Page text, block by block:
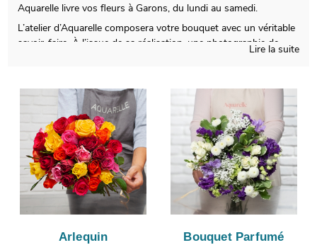
Aquarelle livre vos fleurs à Garons, du lundi au samedi.
L’atelier d’Aquarelle composera votre bouquet avec un véritable
savoir-faire. À l’issue de sa réalisation, une photographie de
conformité de votre bouquet. Finalement, il sera expédié dans
les meilleurs délais à Garons. Rendez votre bouquet plus
personnel encore avec un message ou une photo à choisir par
vos soins.
Lire la suite
Arlequin Bouquet Parfumé